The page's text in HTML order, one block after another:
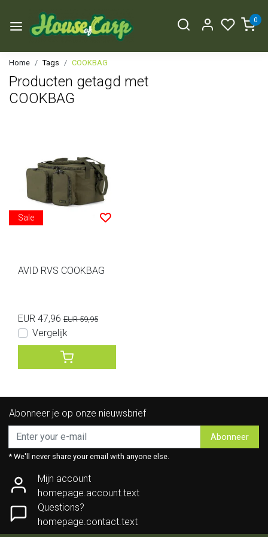
0
Home Tags COOKBAG
Producten getagd met
COOKBAG
Sale
AVID RVS COOKBAG
EUR 47,96 EUR 59,95
Vergelijk
Abonneer je op onze nieuwsbrief
Abonneer
* We'll never share your email with anyone else.
Mijn account
homepage.account.text
Questions?
homepage.contact.text